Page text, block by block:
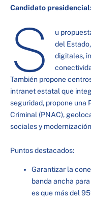
Candidato
S
u
del
digitales,
También propone
intranet estatal que
seguridad, propone una
Criminal (PNAC),
sociales y
Puntos destacados:
Garantizar la
banda ancha
es que más del